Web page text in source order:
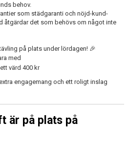
behov.
som städgaranti och nöjd-kund-
åtgärdar det som behövs om något inte
på plats under lördagen! 🎉
med
värd 400 kr
engagemang och ett roligt inslag
är på plats på